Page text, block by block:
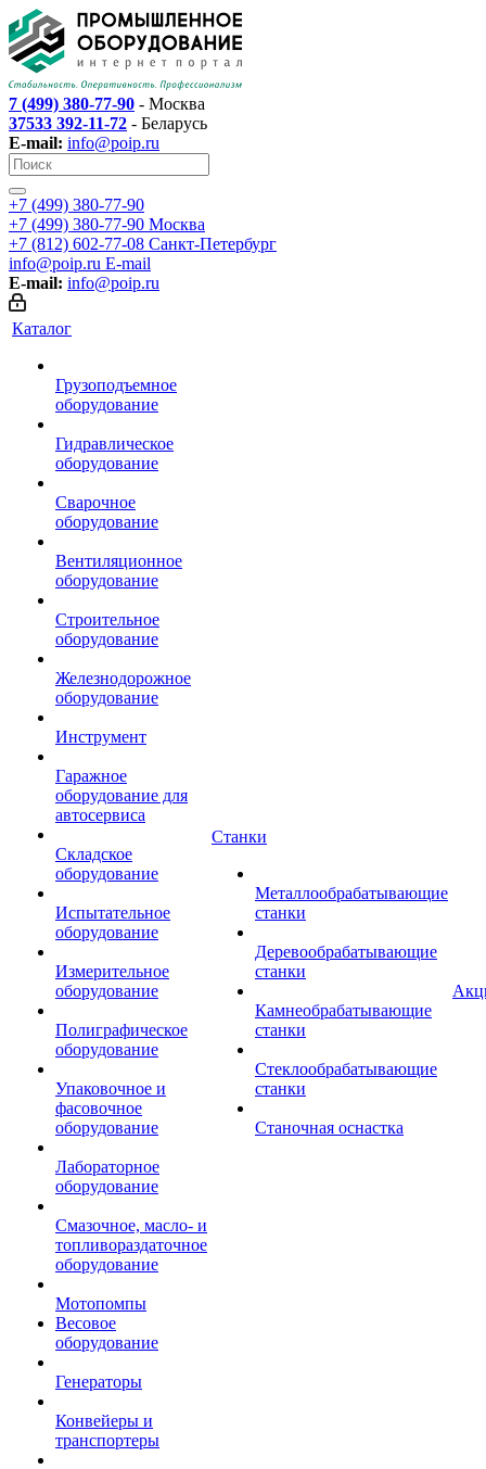
7 (499) 380-77-90 - Москва
37533 392-11-72 - Беларусь
E-mail: info@poip.ru
+7 (499) 380-77-90
+7 (499) 380-77-90 Москва
+7 (812) 602-77-08 Санкт-Петербург
info@poip.ru E-mail
E-mail: info@poip.ru
Каталог
Грузоподъемное
оборудование
Гидравлическое
оборудование
Сварочное
оборудование
Вентиляционное
оборудование
Строительное
оборудование
Железнодорожное
оборудование
Инструмент
Гаражное
оборудование для
автосервиса
Складское
оборудование
Испытательное
оборудование
Измерительное
оборудование
Полиграфическое
оборудование
Упаковочное и
фасовочное
оборудование
Лабораторное
оборудование
Смазочное, масло- и
топливораздаточное
оборудование
Мотопомпы
Весовое
оборудование
Генераторы
Конвейеры и
транспортеры
Станки
Металлообрабатывающие
станки
Деревообрабатывающие
станки
Камнеобрабатывающие
станки
Стеклообрабатывающие
станки
Станочная оснастка